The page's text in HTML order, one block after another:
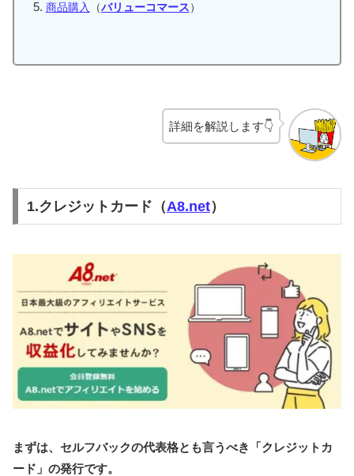
商品購入
（バリューコマース）
詳細を解説します👇
1.クレジットカード（A8.net）
まずは、セルフバックの代表格とも言うべき「クレジットカ
ード」の発行です。